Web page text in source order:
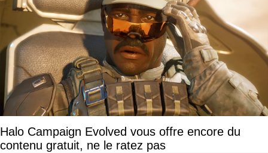
Halo Campaign Evolved vous offre encore du
contenu gratuit, ne le ratez pas